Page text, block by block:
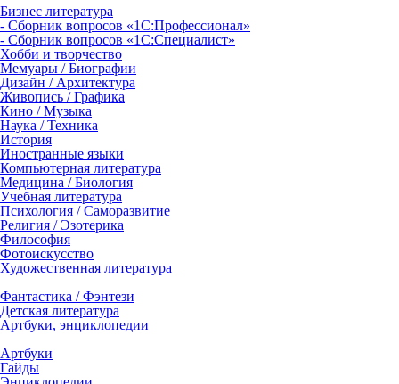
Бизнес литература
- Сборник вопросов «1С:Профессионал»
- Сборник вопросов «1С:Специалист»
Хобби и творчество
Мемуары / Биографии
Дизайн / Архитектура
Живопись / Графика
Кино / Музыка
Наука / Техника
История
Иностранные языки
Компьютерная литература
Медицина / Биология
Учебная литература
Психология / Саморазвитие
Религия / Эзотерика
Философия
Фотоискусство
Художественная литература
Фантастика / Фэнтези
Детская литература
Артбуки, энциклопедии
Артбуки
Гайды